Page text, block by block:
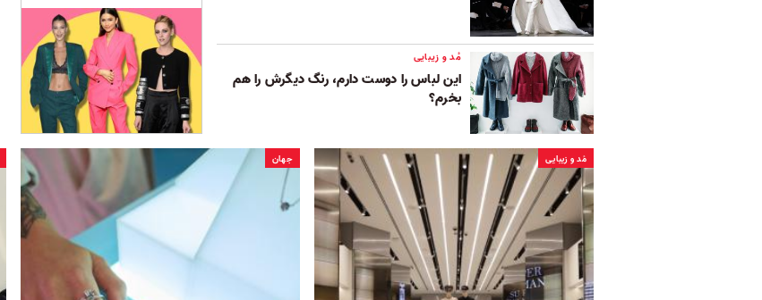
مُد و زیبایی
این لباس را دوست دارم، رنگ دیگرش را هم
بخرم؟
مُد و زیبایی جهان